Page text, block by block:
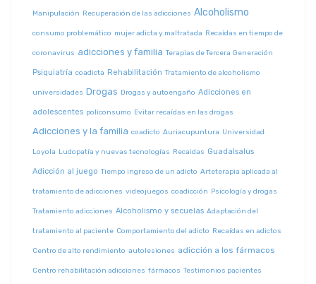
Manipulación Recuperación de las adicciones Alcoholismo
consumo problemático mujer adicta y maltratada Recaídas en tiempo de
coronavirus adicciones y familia Terapias de Tercera Generación
Psiquiatría coadicta Rehabilitación Tratamiento de alcoholismo
universidades Drogas Drogas y autoengaño Adicciones en
adolescentes policonsumo Evitar recaídas en las drogas
Adicciones y la familia coadicto Auriacupuntura Universidad
Loyola Ludopatía y nuevas tecnologías Recaidas Guadalsalus
Adicción al juego Tiempo ingreso de un adicto Arteterapia aplicada al
tratamiento de adicciones videojuegos coadicción Psicología y drogas
Tratamiento adicciones Alcoholismo y secuelas Adaptación del
tratamiento al paciente Comportamiento del adicto Recaídas en adictos
Centro de alto rendimiento autolesiones adicción a los fármacos
Centro rehabilitación adicciones fármacos Testimonios pacientes